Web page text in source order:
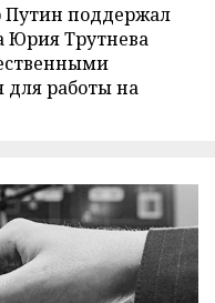
Путин поддержал
Юрия Трутнева
работы на